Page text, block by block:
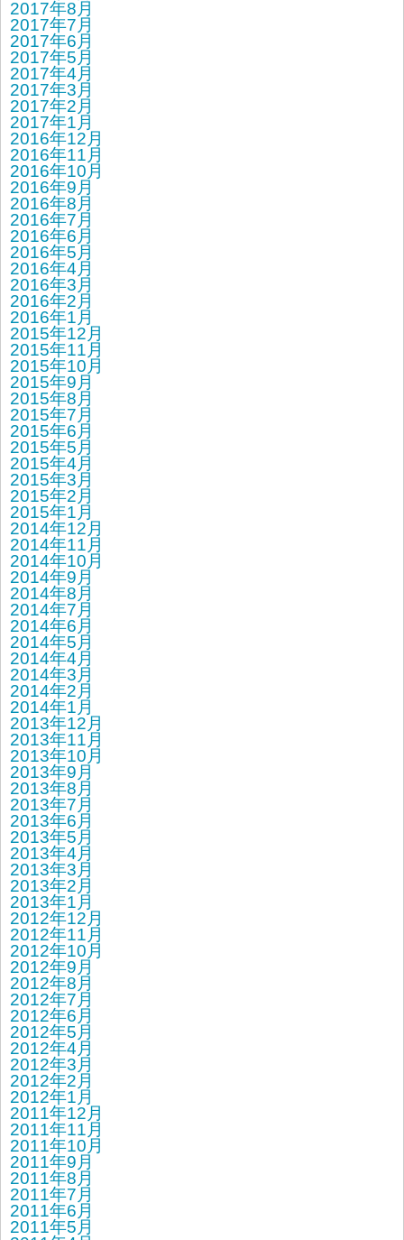
2017年8月
2017年7月
2017年6月
2017年5月
2017年4月
2017年3月
2017年2月
2017年1月
2016年12月
2016年11月
2016年10月
2016年9月
2016年8月
2016年7月
2016年6月
2016年5月
2016年4月
2016年3月
2016年2月
2016年1月
2015年12月
2015年11月
2015年10月
2015年9月
2015年8月
2015年7月
2015年6月
2015年5月
2015年4月
2015年3月
2015年2月
2015年1月
2014年12月
2014年11月
2014年10月
2014年9月
2014年8月
2014年7月
2014年6月
2014年5月
2014年4月
2014年3月
2014年2月
2014年1月
2013年12月
2013年11月
2013年10月
2013年9月
2013年8月
2013年7月
2013年6月
2013年5月
2013年4月
2013年3月
2013年2月
2013年1月
2012年12月
2012年11月
2012年10月
2012年9月
2012年8月
2012年7月
2012年6月
2012年5月
2012年4月
2012年3月
2012年2月
2012年1月
2011年12月
2011年11月
2011年10月
2011年9月
2011年8月
2011年7月
2011年6月
2011年5月